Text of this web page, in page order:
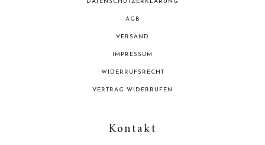
DATENSCHUTZERKLÄRUNG
AGB
VERSAND
IMPRESSUM
WIDERRUFSRECHT
VERTRAG WIDERRUFEN
Kontakt